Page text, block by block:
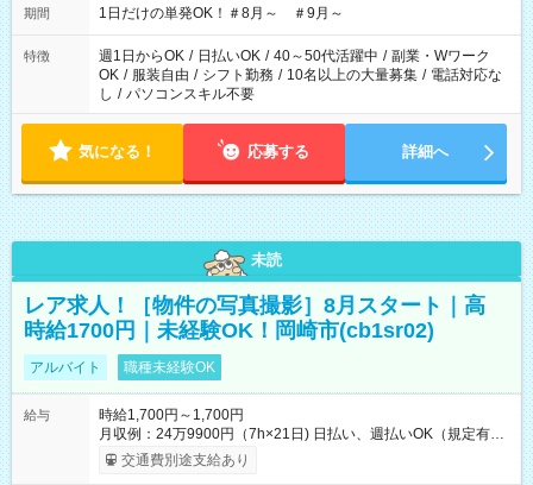
期間 1日だけの単発OK！＃8月～ ＃9月～
特徴 週1日からOK / 日払いOK / 40～50代活躍中 / 副業・Wワーク
OK / 服装自由 / シフト勤務 / 10名以上の大量募集 / 電話対応な
し / パソコンスキル不要
気になる！ 応募する 詳細へ
未読
レア求人！［物件の写真撮影］8月スタート｜高
時給1700円｜未経験OK！岡崎市(cb1sr02)
アルバイト 職種未経験OK
給与
時給1,700円～1,700円
月収例：24万9900円（7h×21日) 日払い、週払いOK（規定有
り） 【試用期間】試用期間なし
交通費別途支給あり